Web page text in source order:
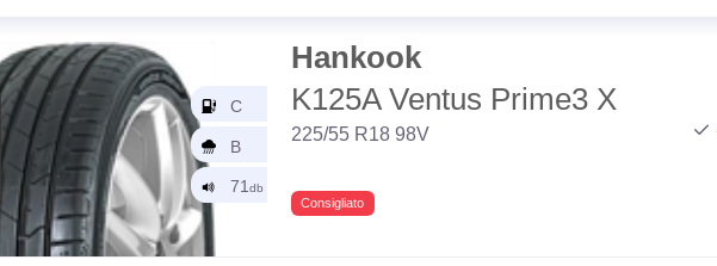
Hankook
K125A Ventus Prime3 X
225/55 R18 98V
Consigliato